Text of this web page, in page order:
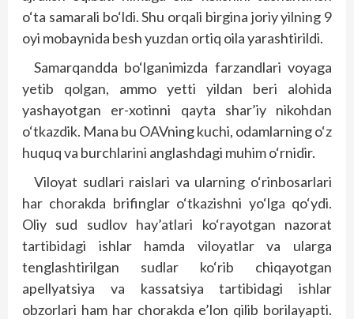
o‘ta samarali bo‘ldi. Shu orqali birgina joriy yilning 9
oyi mobaynida besh yuzdan ortiq oila yarashtirildi.
Samarqandda bo‘lganimizda farzandlari voyaga
yetib qolgan, ammo yetti yildan beri alohida
yashayotgan er-xotinni qayta shar’iy nikohdan
o‘tkazdik. Mana bu OAVning kuchi, odamlarning o‘z
huquq va burchlarini anglashdagi muhim o‘rnidir.
Viloyat sudlari raislari va ularning o‘rinbosarlari
har chorakda brifinglar o‘tkazishni yo‘lga qo‘ydi.
Oliy sud sudlov hay’atlari ko‘rayotgan nazorat
tartibidagi ishlar hamda viloyatlar va ularga
tenglashtirilgan sudlar ko‘rib chiqayotgan
apellyatsiya va kassatsiya tartibidagi ishlar
obzorlari ham har chorakda e’lon qilib borilayapti.